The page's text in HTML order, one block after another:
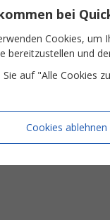
Inc
  
 
bei
Cookies, um
bereitzustellen und
Sie auf "Alle Cookies
Cookies ablehnen